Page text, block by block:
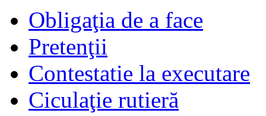
Obligaţia de a face
Pretenţii
Contestatie la executare
Ciculaţie rutieră